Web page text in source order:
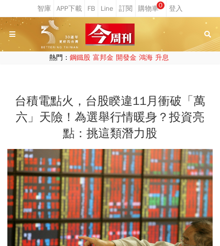
0
熱門： 鋼鐵股 富邦金 開發金 鴻海 升息
台積電點火，台股睽違11月衝破「萬
六」天險！為選舉行情暖身？投資亮
點：挑這類潛力股